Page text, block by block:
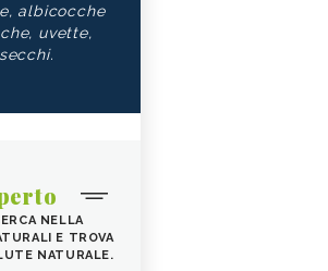
albicocche
uvette,
NELLA
E TROVA
NATURALE.